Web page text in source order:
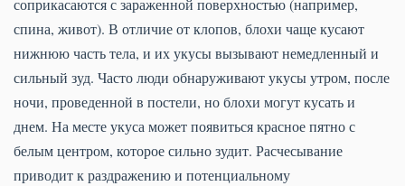
соприкасаются с зараженной поверхностью (например,
спина, живот). В отличие от клопов, блохи чаще кусают
нижнюю часть тела, и их укусы вызывают немедленный и
сильный зуд. Часто люди обнаруживают укусы утром, после
ночи, проведенной в постели, но блохи могут кусать и
днем. На месте укуса может появиться красное пятно с
белым центром, которое сильно зудит. Расчесывание
приводит к раздражению и потенциальному